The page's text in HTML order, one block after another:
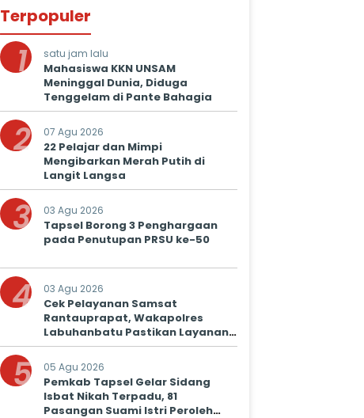
Terpopuler
1 satu jam lalu
Mahasiswa KKN UNSAM
Meninggal Dunia, Diduga
Tenggelam di Pante Bahagia
2 07 Agu 2026
22 Pelajar dan Mimpi
Mengibarkan Merah Putih di
Langit Langsa
3 03 Agu 2026
Tapsel Borong 3 Penghargaan
pada Penutupan PRSU ke-50
4 03 Agu 2026
Cek Pelayanan Samsat
Rantauprapat, Wakapolres
Labuhanbatu Pastikan Layanan
Prima untuk Masyarakat
5 05 Agu 2026
Pemkab Tapsel Gelar Sidang
Isbat Nikah Terpadu, 81
Pasangan Suami Istri Peroleh